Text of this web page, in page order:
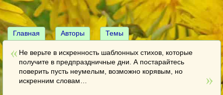
Главная Авторы Темы
Не верьте в искренность шаблонных стихов, которые
получите в предпраздничные дни. А постарайтесь
поверить пусть неумелым, возможно корявым, но
искренним словам…